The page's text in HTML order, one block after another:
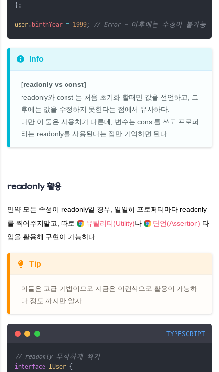
};
user. birthYear = 1999; // Error - 이후에는 수정이 불가능
Info
[readonly vs const]
readonly와 const 는 처음 초기화 할때만 값을 선언하고, 그
후에는 값을 수정하지 못한다는 점에서 유사하다.
다만 이 둘은 사용처가 다른데, 변수는 const를 쓰고 프로퍼
티는 readonly를 사용된다는 점만 기억하면 된다.
readonly 활용
만약 모든 속성이 readonly일 경우, 일일히 프로퍼티마다 readonly
를 찍어주지말고, 따로
유틸리티(Utility)나 단언(Assertion) 타
입을 활용해 구현이 가능하다.
Tip
이들은 고급 기법이므로 지금은 이런식으로 활용이 가능하
다 정도 까지만 알자
TYPESCRIPT
// readonly 무식하게 찍기
interface IUser {